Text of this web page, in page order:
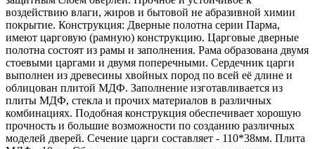
воздействию влаги, жиров и бытовой не абразивной химии
покрытие. Конструкция: Дверные полотна серии Парма,
имеют царговую (рамную) конструкцию. Царговые дверные
полотна состоят из рамы и заполнения. Рама образована двумя
стоевыми царгами и двумя поперечными. Сердечник царги
выполнен из древесины хвойных пород по всей её длине и
облицован плитой МДФ. Заполнение изготавливается из
плиты МДФ, стекла и прочих материалов в различных
комбинациях. Подобная конструкция обеспечивает хорошую
прочность и большие возможности по созданию различных
моделей дверей. Сечение царги составляет - 110*38мм. Плита